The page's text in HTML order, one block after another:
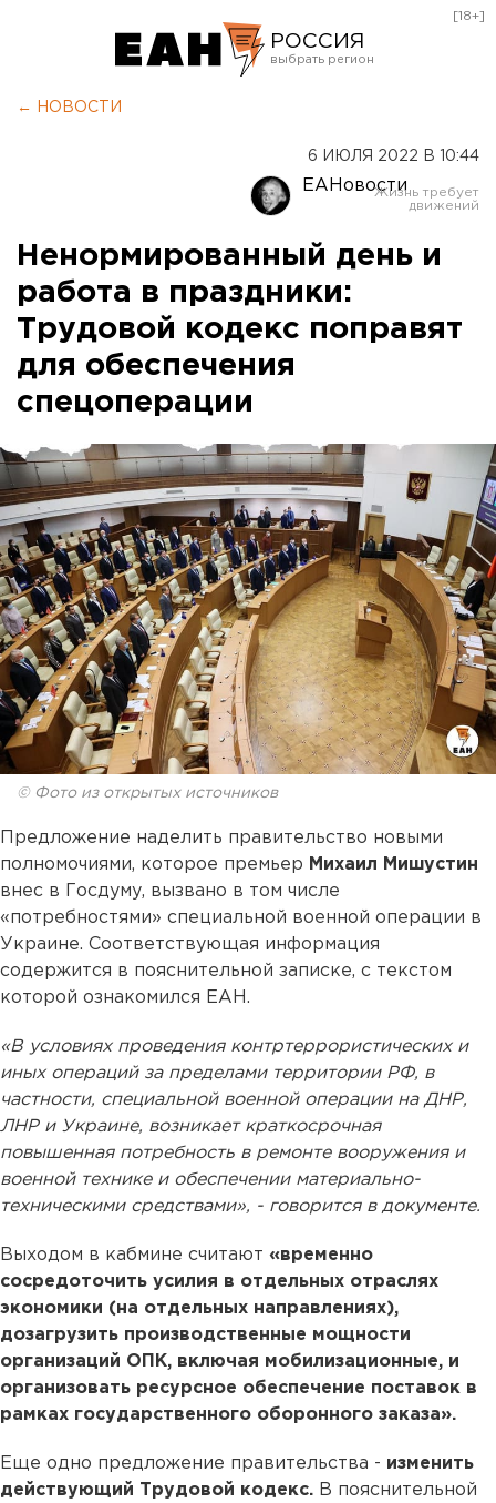
РОССИЯ
Оренбург
[18+]
← НОВОСТИ
6 ИЮЛЯ 2022 В 10:44
ЕАНовости
Ненормированный день и
работа в праздники:
Трудовой кодекс поправят
для обеспечения
спецоперации
© Фото из открытых источников
Предложение наделить правительство новыми
полномочиями, которое премьер Михаил Мишустин
внес в Госдуму, вызвано в том числе
«потребностями» специальной военной операции в
Украине. Соответствующая информация
содержится в пояснительной записке, с текстом
которой ознакомился ЕАН.
«В условиях проведения контртеррористических и
иных операций за пределами территории РФ, в
частности, специальной военной операции на ДНР,
ЛНР и Украине, возникает краткосрочная
повышенная потребность в ремонте вооружения и
военной технике и обеспечении материально-
техническими средствами», - говорится в документе.
Выходом в кабмине считают «временно
сосредоточить усилия в отдельных отраслях
экономики (на отдельных направлениях),
дозагрузить производственные мощности
организаций ОПК, включая мобилизационные, и
организовать ресурсное обеспечение поставок в
рамках государственного оборонного заказа».
Еще одно предложение правительства - изменить
действующий Трудовой кодекс. В пояснительной